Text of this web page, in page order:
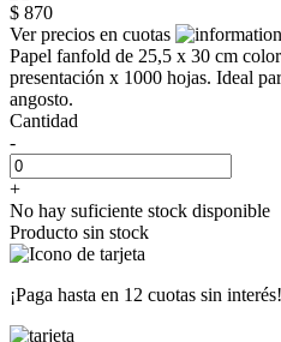
$ 870
Ver precios en cuotas
Papel fanfold de 25,5 x 30 cm
presentación x 1000 hojas. Ideal
angosto.
Cantidad
-
+
No hay suficiente stock disponible
Producto sin stock
¡Paga hasta en 12 cuotas sin interés!